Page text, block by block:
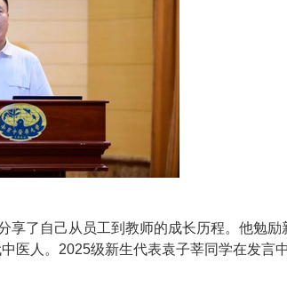
了自己从员工到教师的成长历程。他勉励
人。2025级新生代表袁子莘同学在发言